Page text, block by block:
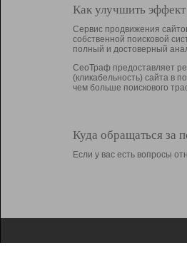
Как улучшить
Сервис продвижения
собственной поисковой
полный и достоверный
СеоТраф предоставляет
(кликабельность) сайта в
чем больше поискового
Куда обращаться за
Если у вас есть вопросы